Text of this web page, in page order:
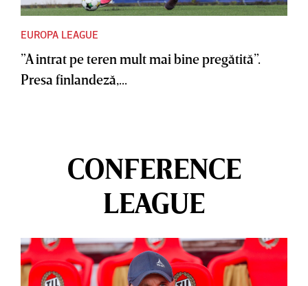
EUROPA LEAGUE
”A intrat pe teren mult mai bine pregătită”.
Presa finlandeză,...
CONFERENCE
LEAGUE